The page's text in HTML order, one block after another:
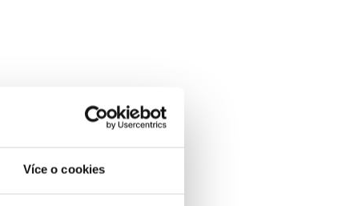
Více o cookies